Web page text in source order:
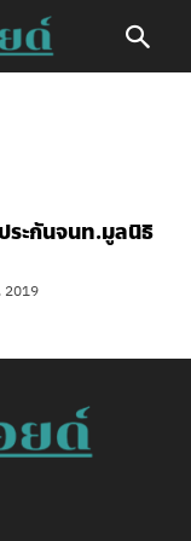
ระกันจนท.มูลนิธิ
2019